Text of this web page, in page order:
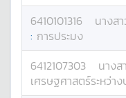
6410101316 นางสา
: การประมง
6412107303 นางส
เศรษฐศาสตร์ระหว่าง